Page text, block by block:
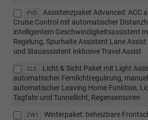
PVD
Assistenzpaket Advanced: ACC
Cruise Control mit automatischer
intelligentem Geschwindigkeitsassistent
Regelung, Spurhalte Assistent Lane
und Stauassistent inklusive Travel Assist
ZLS
Licht & Sicht Paket mit Light
automatischer Fernlichtregulirung,
automatischer Leaving Home Funktion,
Tagfahr und Tunnellicht, Regensensoren
ZW1
Winterpaket: beheizbare